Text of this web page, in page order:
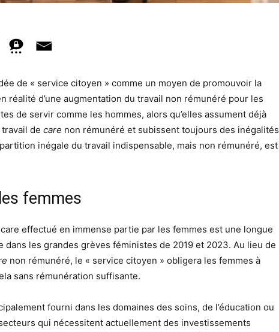
de « service citoyen » comme un moyen de promouvoir la
réalité d’une augmentation du travail non rémunéré pour les
de servir comme les hommes, alors qu’elles assument déjà
de care non rémunéré et subissent toujours des inégalités
inégale du travail indispensable, mais non rémunéré, est
femmes
effectué en immense partie par les femmes est une longue
dans les grandes grèves féministes de 2019 et 2023. Au lieu de
non rémunéré, le « service citoyen » obligera les femmes à
sans rémunération suffisante.
fourni dans les domaines des soins, de l’éducation ou
qui nécessitent actuellement des investissements